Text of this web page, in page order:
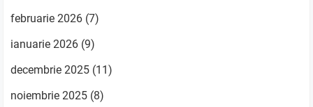
februarie 2026 (7)
ianuarie 2026 (9)
decembrie 2025 (11)
noiembrie 2025 (8)